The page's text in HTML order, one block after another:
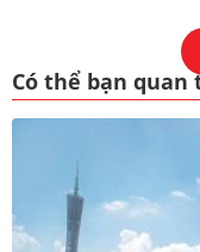
Có thể bạn quan